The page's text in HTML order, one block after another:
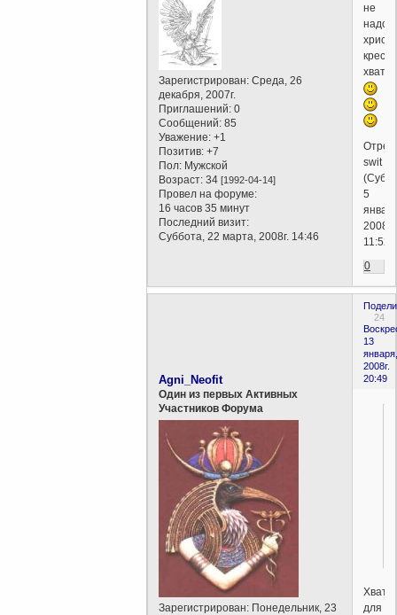
Зарегистрирован: Среда, 26
декабря, 2007г.
Приглашений: 0
Сообщений: 85
Уважение: +1
Позитив: +7
Пол: Мужской
Возраст: 34[1992-04-14]
Провел на форуме:
16 часов 35 минут
Последний визит:
Суббота, 22 марта, 2008г. 14:46
не
надо,я
хватит
swit
5
2008г.
11:52)
0
24
13
января,
2008г.
20:49
Agni_Neofit
Один из первых Активных
Участников Форума
Зарегистрирован: Понедельник, 23
для